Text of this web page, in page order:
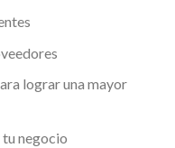
lograr una mayor
tu negocio